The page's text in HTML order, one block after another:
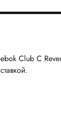
Club C